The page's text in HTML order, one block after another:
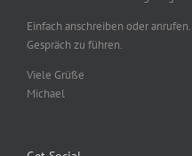
Einfach anschreiben oder
Gespräch zu führen.
Viele Grüße
Michael